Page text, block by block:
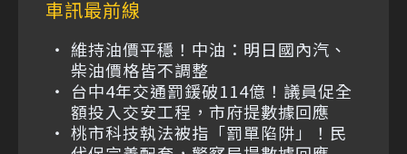
車訊最前線
維持油價平穩！中油：明日國內汽、
柴油價格皆不調整
台中4年交通罰鍰破114億！議員促全
額投入交安工程，市府提數據回應
桃市科技執法被指「罰單陷阱」！民